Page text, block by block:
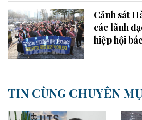
Cảnh sát
các lãnh
hiệp hội
TIN CÙNG CHUYÊN